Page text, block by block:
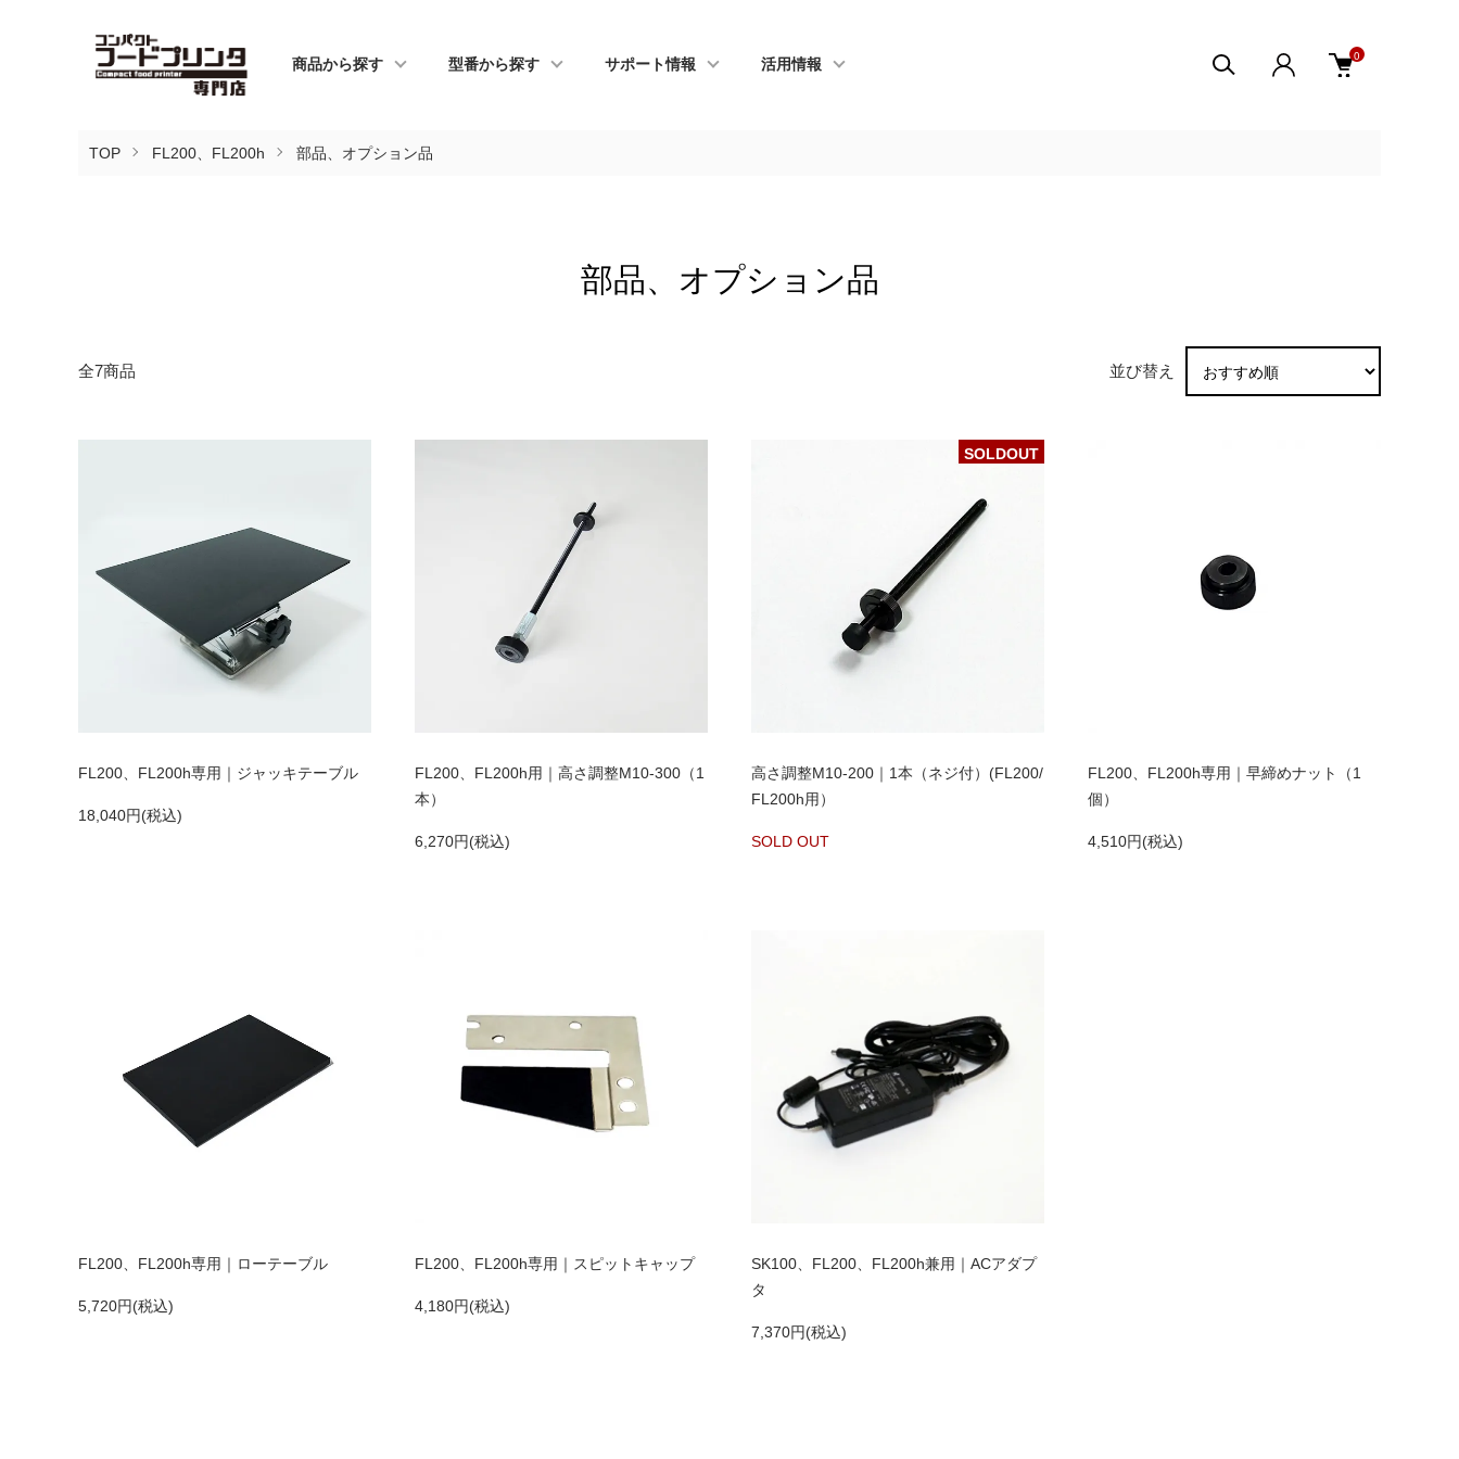
商品から探す 型番から探す サポート情報 活用情報
0
TOP FL200、FL200h 部品、オプション品
部品、オプション品
全7商品 並び替え
FL200、FL200h専用｜ジャッキテーブル
18,040円(税込)
FL200、FL200h用｜高さ調整M10-300（1
本）
6,270円(税込)
SOLDOUT
高さ調整M10-200｜1本（ネジ付）(FL200/
FL200h用）
SOLD OUT
FL200、FL200h専用｜早締めナット（1
個）
4,510円(税込)
FL200、FL200h専用｜ローテーブル
5,720円(税込)
FL200、FL200h専用｜スピットキャップ
4,180円(税込)
SK100、FL200、FL200h兼用｜ACアダプ
タ
7,370円(税込)